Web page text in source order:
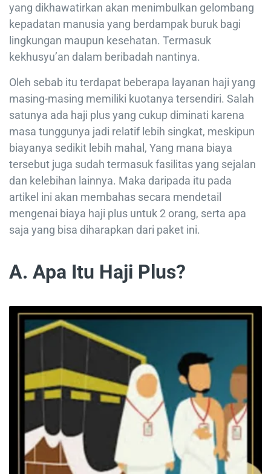
yang dikhawatirkan akan menimbulkan gelombang
kepadatan manusia yang berdampak buruk bagi
lingkungan maupun kesehatan. Termasuk
kekhusyu’an dalam beribadah nantinya.
Oleh sebab itu terdapat beberapa layanan haji yang
masing-masing memiliki kuotanya tersendiri. Salah
satunya ada haji plus yang cukup diminati karena
masa tunggunya jadi relatif lebih singkat, meskipun
biayanya sedikit lebih mahal, Yang mana biaya
tersebut juga sudah termasuk fasilitas yang sejalan
dan kelebihan lainnya. Maka daripada itu pada
artikel ini akan membahas secara mendetail
mengenai biaya haji plus untuk 2 orang, serta apa
saja yang bisa diharapkan dari paket ini.
A. Apa Itu Haji Plus?